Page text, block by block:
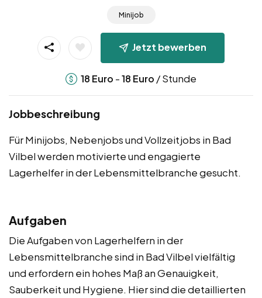
Minijob
Jetzt bewerben
18 Euro -18 Euro / Stunde
Jobbeschreibung
Für Minijobs, Nebenjobs und Vollzeitjobs in Bad
Vilbel werden motivierte und engagierte
Lagerhelfer in der Lebensmittelbranche gesucht.
Aufgaben
Die Aufgaben von Lagerhelfern in der
Lebensmittelbranche sind in Bad Vilbel vielfältig
und erfordern ein hohes Maß an Genauigkeit,
Sauberkeit und Hygiene. Hier sind die detaillierten